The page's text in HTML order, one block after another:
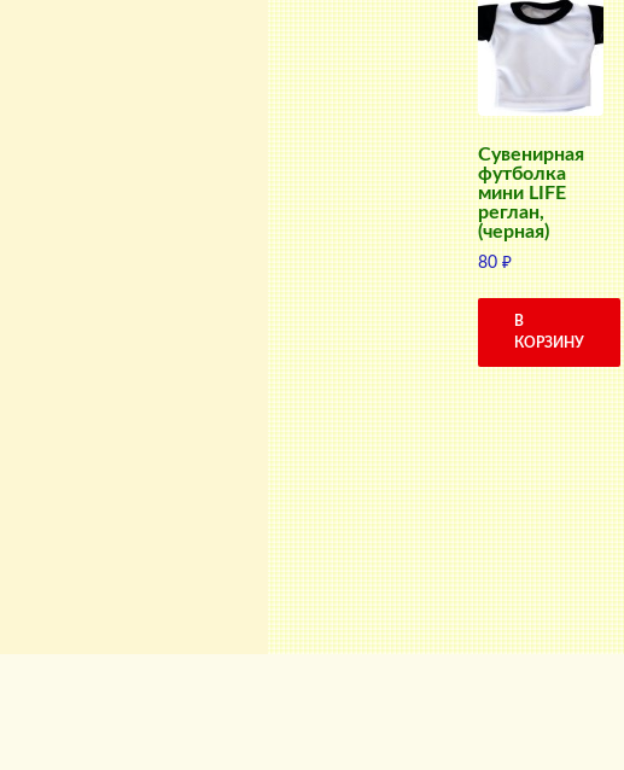
Сувенирная
футболка
мини LIFE
реглан,
(черная)
80₽
В
КОРЗИНУ